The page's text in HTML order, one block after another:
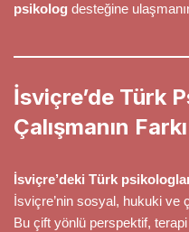
psikolog desteğine
İsviçre’de Türk
Çalışmanın Farkı
İsviçre’deki Türk
İsviçre’nin sosyal, hukuki ve
Bu çift yönlü perspektif,